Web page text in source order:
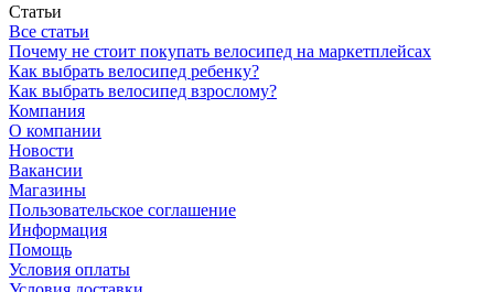
Статьи
Все статьи
Почему не стоит покупать велосипед на маркетплейсах
Как выбрать велосипед ребенку?
Как выбрать велосипед взрослому?
Компания
О компании
Новости
Вакансии
Магазины
Пользовательское соглашение
Информация
Помощь
Условия оплаты